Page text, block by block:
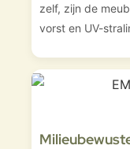
zelf, zijn de
vorst en UV-